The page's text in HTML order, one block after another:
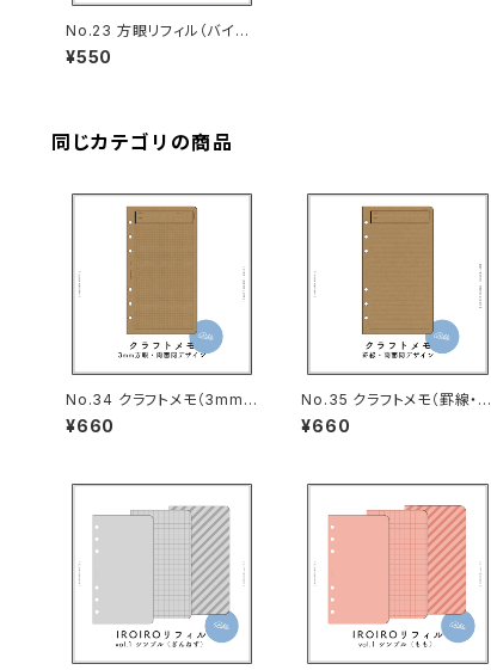
No.23 方眼リフィル（バイブ
ルサイズ）
¥550
同じカテゴリの商品
No.34 クラフトメモ（3mm
方眼・バイブルサイズ）
¥660
No.35 クラフトメモ（罫線・バ
イブルサイズ）
¥660